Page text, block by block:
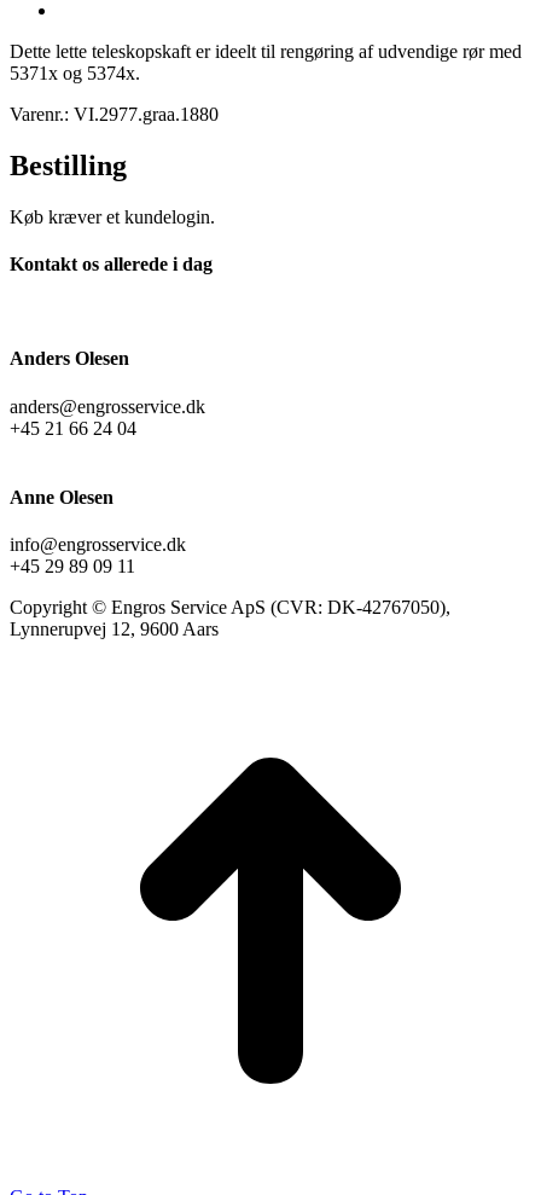
Dette lette teleskopskaft er ideelt til rengøring af udvendige rør med
5371x og 5374x.
Varenr.: VI.2977.graa.1880
Bestilling
Køb kræver et kundelogin.
Kontakt os allerede i dag
Anders Olesen
anders@engrosservice.dk
+45 21 66 24 04
Anne Olesen
info@engrosservice.dk
+45 29 89 09 11
Copyright © Engros Service ApS (CVR: DK-42767050),
Lynnerupvej 12, 9600 Aars